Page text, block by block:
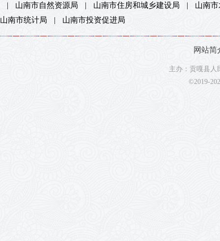
|
山南市自然资源局 | 山南市住房和城乡建设局 |
山南
山南市统计局
| 山南市投资促进局
网站简
主办：贡嘎县
©2019-